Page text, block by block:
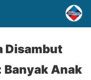
Disambut
Banyak Anak